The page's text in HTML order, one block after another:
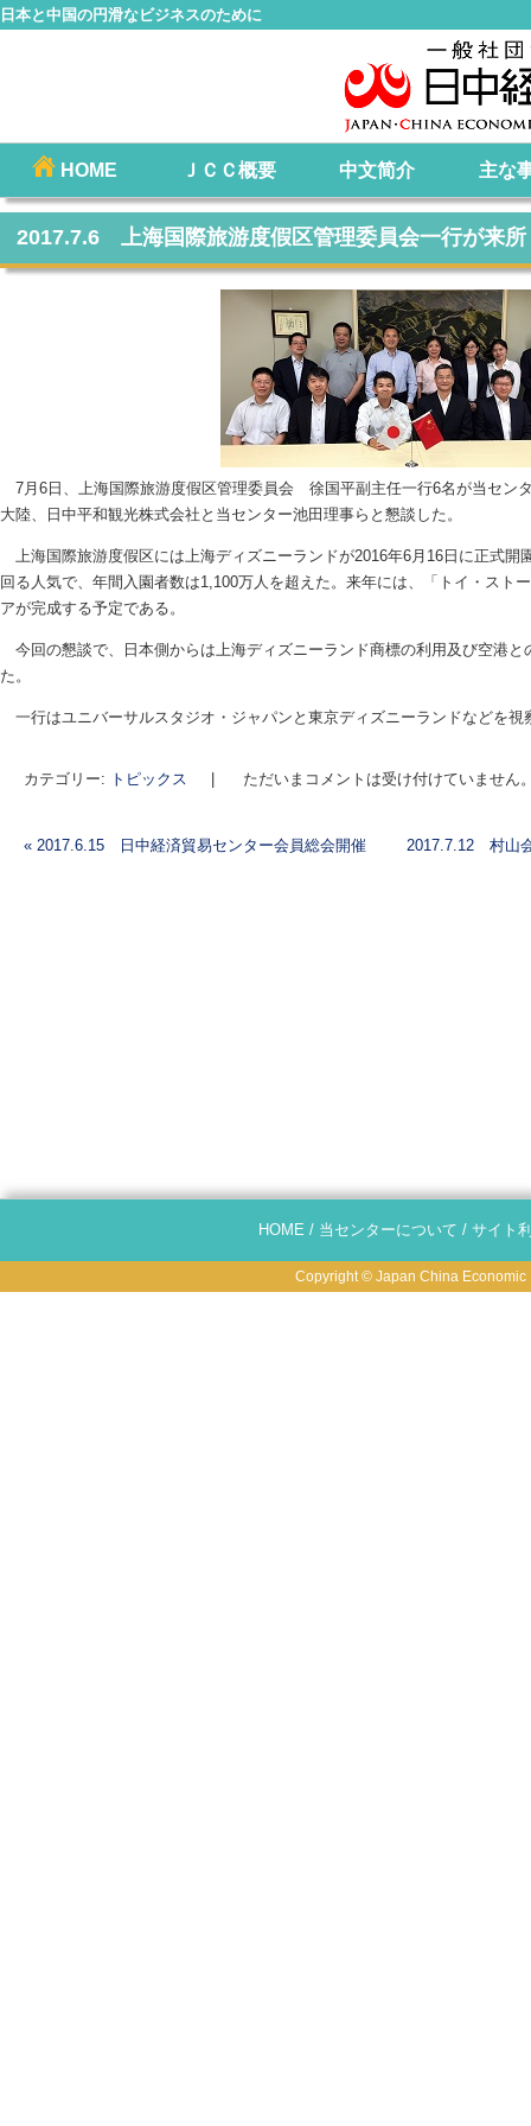
日本と中国の円滑なビジネスのために
メインメニュー
HOME ＪＣＣ概要 中文简介 主な
2017.7.6 上海国際旅游度假区管理委員会一行が来所
7月6日、上海国際旅游度假区管理委員会 徐国平副主任一行6名が当セン
大陸、日中平和観光株式会社と当センター池田理事らと懇談した。
上海国際旅游度假区には上海ディズニーランドが2016年6月16日に正式開
回る人気で、年間入園者数は1,100万人を超えた。来年には、「トイ・スト
アが完成する予定である。
今回の懇談で、日本側からは上海ディズニーランド商標の利用及び空港と
た。
一行はユニバーサルスタジオ・ジャパンと東京ディズニーランドなどを視
カテゴリー: トピックス | ただいまコメントは受け付けていません
« 2017.6.15 日中経済貿易センター会員総会開催 2017.7.12 村山
HOME / 当センターについて / サイト
Copyright © Japan China